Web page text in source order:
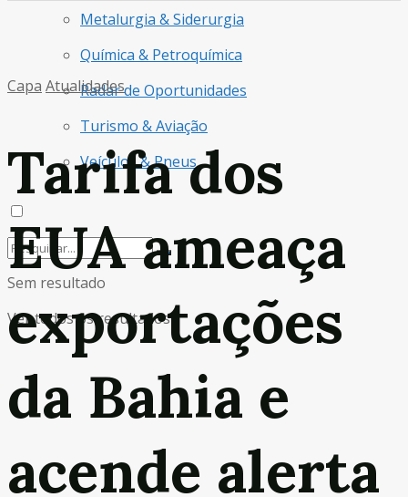
Metalurgia & Siderurgia
Química & Petroquímica
Radar de Oportunidades
Turismo & Aviação
Veículos & Pneus
Sem resultado
Ver todos os resultados
Capa Atualidades
Tarifa dos
EUA ameaça
exportações
da Bahia e
acende alerta